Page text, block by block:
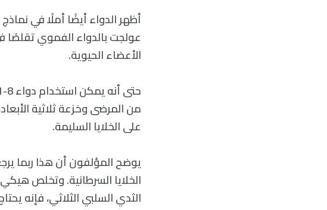
أظهر الدواء أيضًا أملًا في
عولجت بالدواء الفموي تقلصًا
الأعضاء الحيوية.
من المرضى وخزعة ثلاثية
على الخلايا السليمة.
الخلايا السرطانية. وتخلص
الثدي السلبي الثلاثي، فإنه